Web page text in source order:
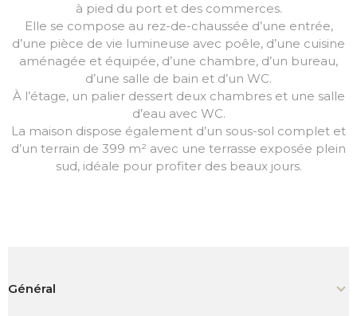
à pied du port et des commerces.
Elle se compose au rez-de-chaussée d’une entrée,
d’une pièce de vie lumineuse avec poêle, d’une cuisine
aménagée et équipée, d’une chambre, d’un bureau,
d’une salle de bain et d’un WC.
À l’étage, un palier dessert deux chambres et une salle
d’eau avec WC.
La maison dispose également d’un sous-sol complet et
d’un terrain de 399 m² avec une terrasse exposée plein
sud, idéale pour profiter des beaux jours.
Général